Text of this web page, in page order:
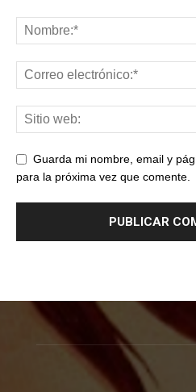
Guarda mi nombre, email y
para la próxima vez que comente.